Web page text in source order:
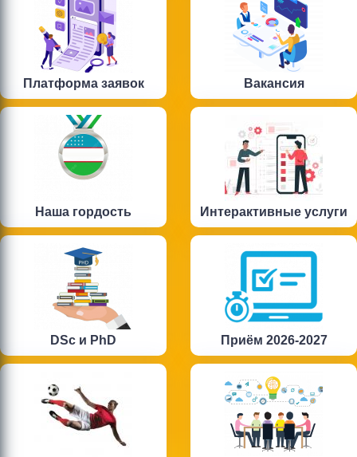
Платформа заявок Вакансия
Наша гордость Интерактивные услуги
DSc и PhD Приём 2026-2027